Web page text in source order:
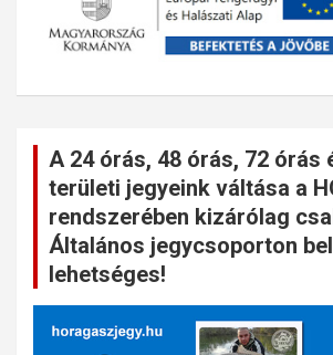
A 24 órás, 48 órás, 72 órás
területi jegyeink váltása a
rendszerében kizárólag
Általános jegycsoporton
lehetséges!